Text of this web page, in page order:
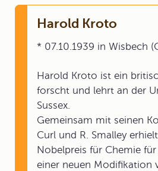
Harold Kroto
* 07.10.1939 in Wisbech
Harold Kroto ist ein
forscht und lehrt an der
Sussex.
Gemeinsam mit seinen
Curl und R. Smalley
Nobelpreis für Chemie
einer neuen Modifikation